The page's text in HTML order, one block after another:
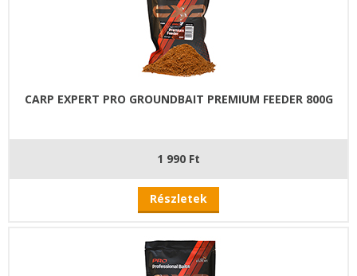
CARP EXPERT PRO GROUNDBAIT PREMIUM FEEDER 800G
1 990 Ft
Részletek